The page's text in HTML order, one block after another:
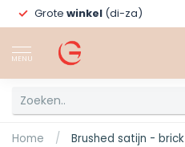
Grote winkel (di-za)
MENU
Home / Brushed satijn - brick